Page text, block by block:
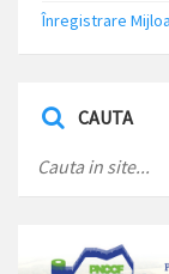
Înregistrare
CAUTA